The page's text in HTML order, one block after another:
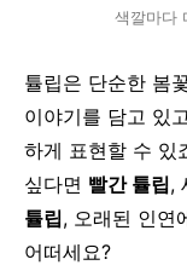
색깔마다
튤립은 단순한 봄
이야기를 담고 있
하게 표현할 수 있
싶다면 빨간 튤립,
튤립, 오래된 인연
어떠세요?